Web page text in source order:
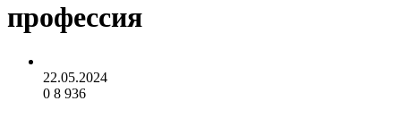
профессия
22.05.2024
0 8 936